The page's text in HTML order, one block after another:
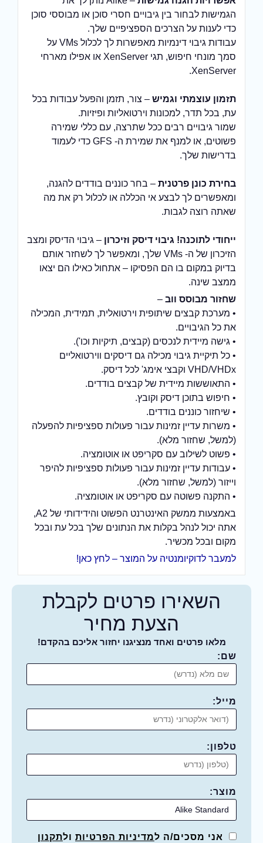
הגמישות לבחור בין גיבויים חסרי סוכן או מבוססי סוכן
כדי לענות על הצרכים הספציפיים שלך.
עבודות גיבוי דינמיות מאפשרות לך לכלול VMs על
סמך מונחי חיפוש, תגי XenServer או אפילו מארחי
XenServer.
תזמון עוצמתי וגמיש – צור, תזמן והפעל עבודות בכל
עת, בכל תדר, למכונות וירטואליות ופיזיות.
שמור גיבויים רבים ככל שתרצה, עם כללי שמירה
פשוטים, או למנף את שמירת ה- GFS כדי לעמוד
בדרישות שלך.
בחירת כונן פרטנית – בחר כוננים בודדים להגנה,
ומאפשרים לך לבצע אי הכללה או לכלול רק את מה
שאתה רוצה לגבות.
ייחודי לתוכנה! גיבוי דיסק וזיכרון – גיבוי הדיסק ומצב
הזיכרון של ה- VMs שלך, ומאפשר לך לשחזר אותם
בדיוק במקום בו הם הפסיקו – אתחול כאילו הם יצאו
ממצב שינה.
שחזור מבוסס ווב –
• מערכת קבצים שיתופית וירטואלית, תמידית, המכילה
את כל הגיבויים.
• גישה מיידית לנכסים (קבצים, תיקיות וכו').
• כל תיקיית גיבוי מכילה גם דיסקים ווירטואליים
VHD/VHDx וקבצי אימג' לכל דיסק.
• התאוששות מיידית של קבצים בודדים.
• חיפוש בתוכן דיסק וקובץ.
• שיחזור כוננים בודדים.
• משרות עדיין זמינות עבור פעולות ספציפיות להפעלה
(למשל, שחזור מלא).
• פשוט לשילוב עם סקריפט או אוטומציה.
• עבודות עדיין זמינות עבור פעולות ספציפיות להיפר
וייזור (למשל, שחזור מלא).
• התקנה פשוטה עם סקריפט או אוטומציה.
באמצעות ממשק האינטרנט הפשוט והידידותי של A2,
אתה יכול לנהל בקלות את הנתונים שלך בכל עת ובכל
מקום ובכל מכשיר.
למעבר לדוקיומנטיה על המוצר – לחץ כאן!
השאירו פרטים לקבלת
הצעת מחיר
מלאו פרטים ואחד מנציגנו יחזור אליכם בהקדם!
שם:
מייל:
טלפון:
מוצר:
אני מסכים/ה למדיניות הפרטיות ולתקנון